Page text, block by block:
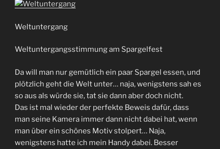
Weltuntergang
Weltuntergangsstimmung am Spargelfest
Da will man nur gemütlich ein paar Spargel essen, und
plötzlich geht die Welt unter… naja, wenigstens sah es
so aus als würde sie, tat sie dann aber doch nicht.
Das ist mal wieder der perfekte Beweis dafür, dass
man seine Kamera immer dann nicht dabei hat, wenn
man über ein schönes Motiv stolpert… Naja,
wenigstens hatte ich mein Handy dabei. Besser